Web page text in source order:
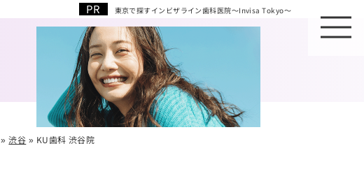
東京で探すインビザライン歯科医院～Invisa Tokyo～
»渋谷 » KU歯科 渋谷院